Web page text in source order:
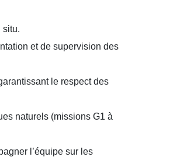
situ.
et de supervision des
le respect des
naturels (missions G1 à
l’équipe sur les